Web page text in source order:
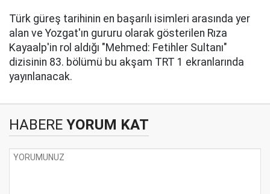
Türk güreş tarihinin en başarılı isimleri arasında yer
alan ve Yozgat'ın gururu olarak gösterilen Rıza
Kayaalp'in rol aldığı "Mehmed: Fetihler Sultanı"
dizisinin 83. bölümü bu akşam TRT 1 ekranlarında
yayınlanacak.
HABERE YORUM KAT